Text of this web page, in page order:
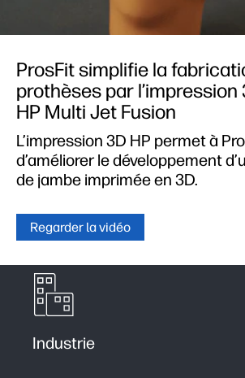
ProsFit simplifie la
prothèses par l’impression
HP Multi Jet Fusion
L’impression 3D HP permet à
d’améliorer le développement
de jambe imprimée en 3D.
Regarder la vidéo
Industrie